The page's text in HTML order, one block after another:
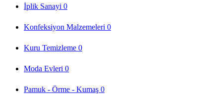
İplik Sanayi 0
Konfeksiyon Malzemeleri 0
Kuru Temizleme 0
Moda Evleri 0
Pamuk - Örme - Kumaş 0